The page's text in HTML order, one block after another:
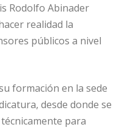
Rodolfo Abinader
realidad la
públicos a nivel
formación en la sede
desde donde se
para